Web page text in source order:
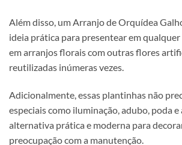
Além disso, um Arranjo de Orquídea
ideia prática para presentear em qualquer
em arranjos florais com outras flores
reutilizadas inúmeras vezes.
Adicionalmente, essas plantinhas não
especiais como iluminação, adubo, poda e
alternativa prática e moderna para
preocupação com a manutenção.